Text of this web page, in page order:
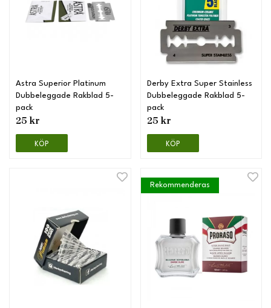
Astra Superior Platinum
Dubbeleggade Rakblad 5-
pack
25 kr
KÖP
Derby Extra Super Stainless
Dubbeleggade Rakblad 5-
pack
25 kr
KÖP
Rekommenderas